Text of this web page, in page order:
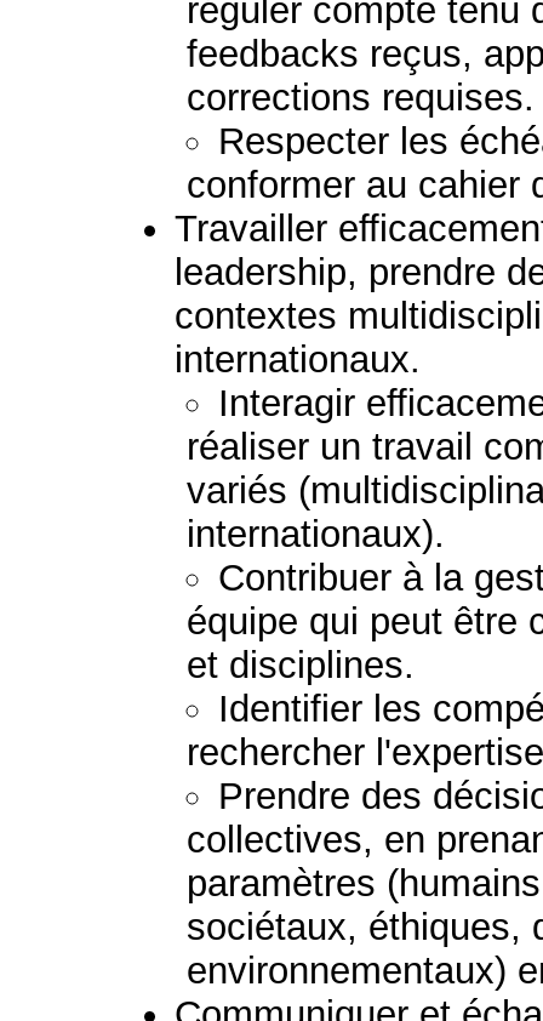
réguler compte tenu
feedbacks reçus,
corrections requises.
Respecter les
conformer au cahier
Travailler
leadership, prendre
contextes
internationaux.
Interagir
réaliser un travail
variés
internationaux).
Contribuer à la
équipe qui peut être
et disciplines.
Identifier les
rechercher
Prendre des
collectives, en
paramètres
sociétaux, éthiques,
environnementaux)